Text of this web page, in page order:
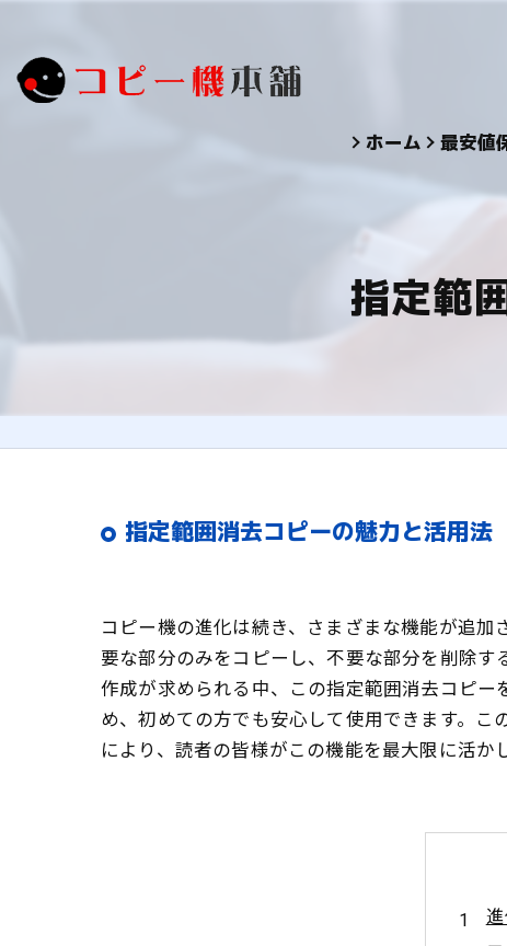
ホーム 最安値
指定範
指定範囲消去コピーの魅力と活用
コピー機の進化は続き、さまざまな機能が追
要な部分のみをコピーし、不要な部分を削除
作成が求められる中、この指定範囲消去コピ
め、初めての方でも安心して使用できます。
により、読者の皆様がこの機能を最大限に活か